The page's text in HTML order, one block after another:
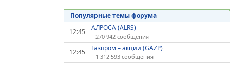
Популярные темы форума
12:45
АЛРОСА (ALRS)
270 942 сообщения
12:45 Газпром – акции (GAZP)
1 312 593 сообщения